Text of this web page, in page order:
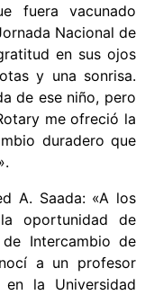
fuera vacunado
Nacional de
en sus ojos
y una sonrisa.
de ese niño, pero
me ofreció la
duradero que
A. Saada: «A los
oportunidad de
Intercambio de
a un profesor
la Universidad